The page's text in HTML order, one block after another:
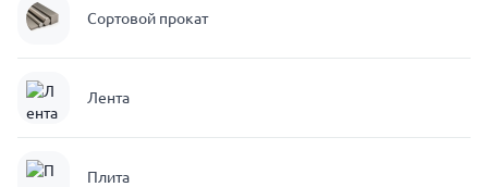
Сортовой прокат
Лента
Плита